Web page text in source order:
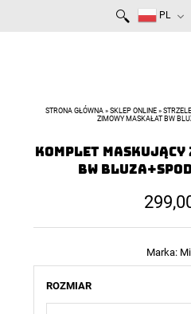
PL
STRONA GŁÓWNA » SKLEP ONLINE »
ZIMOWY MASKAŁAT BW
Komplet maskujący
BW
Marka:
ROZMIAR